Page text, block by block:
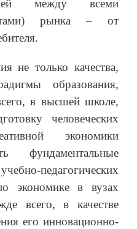
между всеми
рынка – от
не только качества,
образования,
в высшей школе,
человеческих
экономики
фундаментальные
педагогических
экономике в вузах
всего, в качестве
его инновационно-